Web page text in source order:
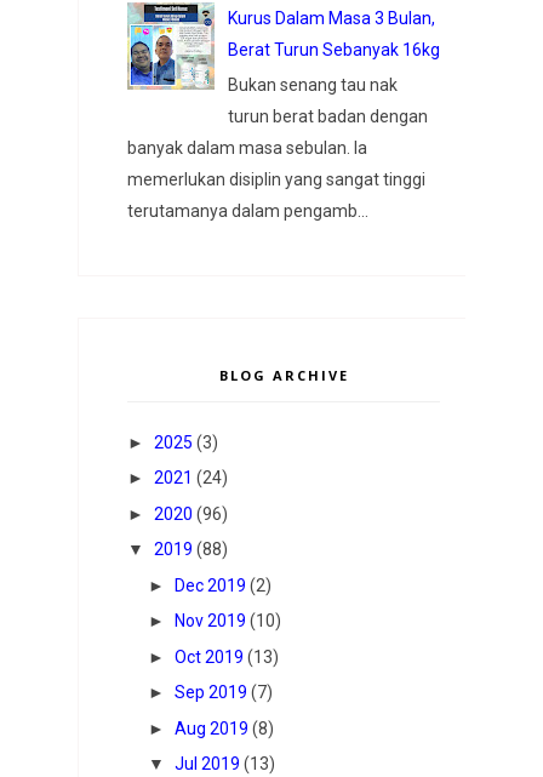
Kurus Dalam Masa 3 Bulan,
Berat Turun Sebanyak 16kg
Bukan senang tau nak
turun berat badan dengan
banyak dalam masa sebulan. Ia
memerlukan disiplin yang sangat tinggi
terutamanya dalam pengamb...
BLOG ARCHIVE
► 2025 (3)
► 2021 (24)
► 2020 (96)
▼
2019 (88)
►
Dec 2019 (2)
►
Nov 2019 (10)
► Oct 2019 (13)
► Sep 2019 (7)
► Aug 2019 (8)
▼
Jul 2019 (13)